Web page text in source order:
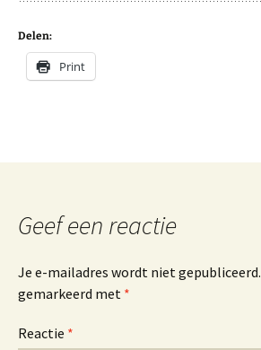
Delen:
Print
Geef een reactie
Je e-mailadres wordt niet gepubliceerd.
gemarkeerd met *
Reactie *